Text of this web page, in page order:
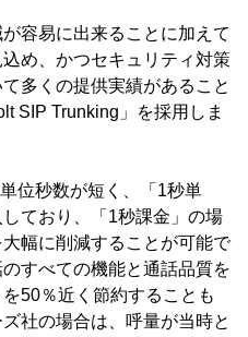
容易に出来ることに加えて
め、かつセキュリティ対策
多くの提供実績があること
SIP Trunking」を採用しま
位秒数が短く、「1秒単
ており、「1秒課金」の場
幅に削減することが可能で
すべての機能と通話品質を
50％近く節約することも
社の場合は、呼量が当時と